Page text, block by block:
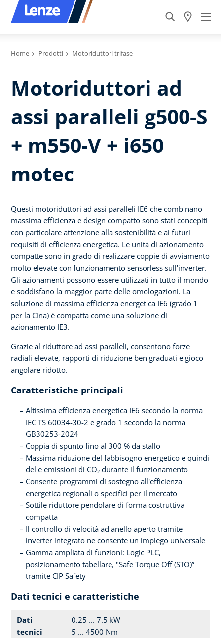
Home Prodotti Motoriduttori trifase
Motoriduttori ad
assi paralleli g500-S
+ m550-V + i650
motec
Questi motoriduttori ad assi paralleli IE6 che combinano
massima efficienza e design compatto sono stati concepiti
con particolare attenzione alla sostenibilità e ai futuri
requisiti di efficienza energetica. Le unità di azionamento
compatte sono in grado di realizzare coppie di avviamento
molto elevate con funzionamento sensorless sull'inverter.
Gli azionamenti possono essere utilizzati in tutto il mondo
e soddisfano la maggior parte delle omologazioni. La
soluzione di massima efficienza energetica IE6 (grado 1
per la Cina) è compatta come una soluzione di
azionamento IE3.
Grazie al riduttore ad assi paralleli, consentono forze
radiali elevate, rapporti di riduzione ben graduati e gioco
angolare ridotto.
Caratteristiche principali
Altissima efficienza energetica IE6 secondo la norma
IEC TS 60034-30-2 e grado 1 secondo la norma
GB30253-2024
Coppia di spunto fino al 300 % da stallo
Massima riduzione del fabbisogno energetico e quindi
delle emissioni di CO₂ durante il funzionamento
Consente programmi di sostegno all'efficienza
energetica regionali o specifici per il mercato
Sottile riduttore pendolare di forma costruttiva
compatta
Il controllo di velocità ad anello aperto tramite
inverter integrato ne consente un impiego universale
Gamma ampliata di funzioni: Logic PLC,
posizionamento tabellare, "Safe Torque Off (STO)”
tramite CIP Safety
Dati tecnici e caratteristiche
Dati
tecnici
0.25 ... 7.5 kW
5 ... 4500 Nm